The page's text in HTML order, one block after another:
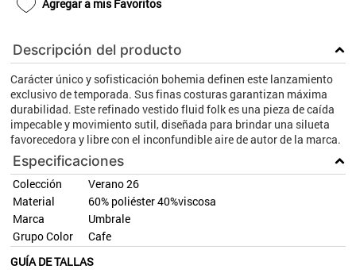
Agregar a mis Favoritos
Descripción del producto
Carácter único y sofisticación bohemia definen este lanzamiento
exclusivo de temporada. Sus finas costuras garantizan máxima
durabilidad. Este refinado vestido fluid folk es una pieza de caída
impecable y movimiento sutil, diseñada para brindar una silueta
favorecedora y libre con el inconfundible aire de autor de la marca.
Especificaciones
Colección
Verano 26
Material
60% poliéster 40%viscosa
Marca
Umbrale
Grupo Color
Cafe
GUÍA DE TALLAS